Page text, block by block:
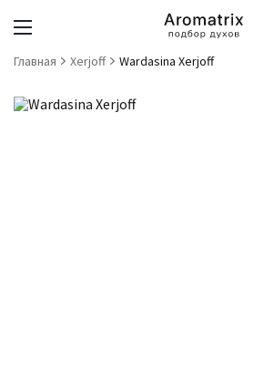
Главная Xerjoff Wardasina Xerjoff